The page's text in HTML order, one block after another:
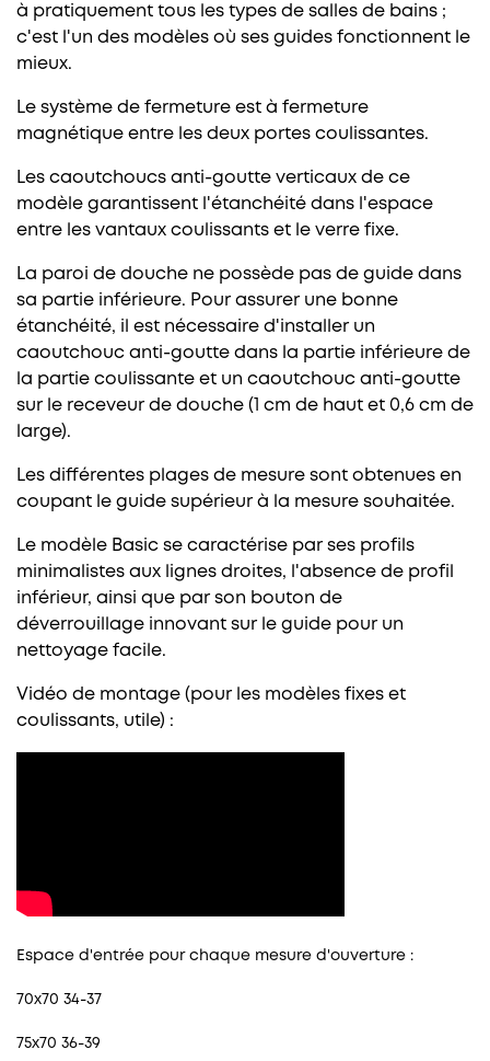
à pratiquement tous les types de salles de bains ;
c'est l'un des modèles où ses guides fonctionnent le
mieux.
Le système de fermeture est à fermeture
magnétique entre les deux portes coulissantes.
Les caoutchoucs anti-goutte verticaux de ce
modèle garantissent l'étanchéité dans l'espace
entre les vantaux coulissants et le verre fixe.
La paroi de douche ne possède pas de guide dans
sa partie inférieure. Pour assurer une bonne
étanchéité, il est nécessaire d'installer un
caoutchouc anti-goutte dans la partie inférieure de
la partie coulissante et un caoutchouc anti-goutte
sur le receveur de douche (1 cm de haut et 0,6 cm de
large).
Les différentes plages de mesure sont obtenues en
coupant le guide supérieur à la mesure souhaitée.
Le modèle Basic se caractérise par ses profils
minimalistes aux lignes droites, l'absence de profil
inférieur, ainsi que par son bouton de
déverrouillage innovant sur le guide pour un
nettoyage facile.
Vidéo de montage (pour les modèles fixes et
coulissants, utile) :
Espace d'entrée pour chaque mesure d'ouverture :
70x70 34-37
75x70 36-39